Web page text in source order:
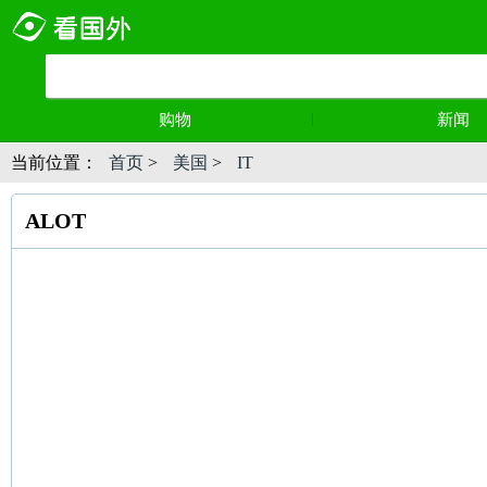
购物 新闻
当前位置： 首页 > 美国 > IT
ALOT